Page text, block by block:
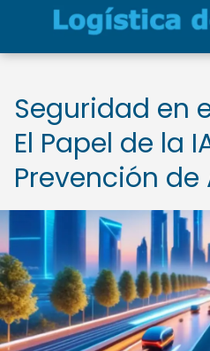
Seguridad en
El Papel de la
Prevención